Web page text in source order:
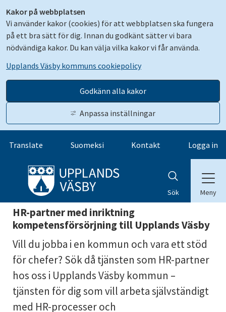
Kakor på webbplatsen
Vi använder kakor (cookies) för att webbplatsen ska fungera
på ett bra sätt för dig. Innan du godkänt sätter vi bara
nödvändiga kakor. Du kan välja vilka kakor vi får använda.
Upplands Väsby kommuns cookiepolicy
Godkänn alla kakor
Anpassa inställningar
Gå till innehåll
Translate Suomeksi Kontakt Logga in
Sök Meny
HR-partner med inriktning
kompetensförsörjning till Upplands Väsby
Vill du jobba i en kommun och vara ett stöd
för chefer? Sök då tjänsten som HR-partner
hos oss i Upplands Väsby kommun –
tjänsten för dig som vill arbeta självständigt
med HR-processer och